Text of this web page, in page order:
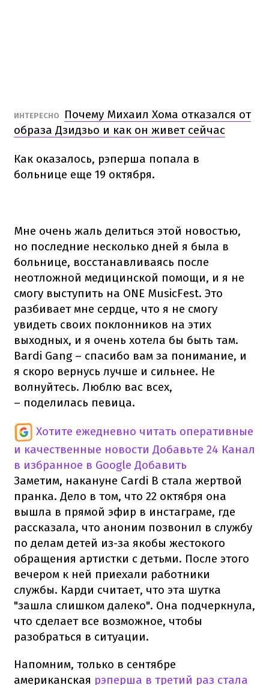
ИНТЕРЕСНО
Почему Михаил Хома отказался от
образа Дзидзьо и как он живет сейчас
Как оказалось, рэперша попала в
больнице еще 19 октября.
Мне очень жаль делиться этой новостью,
но последние несколько дней я была в
больнице, восстанавливаясь после
неотложной медицинской помощи, и я не
смогу выступить на ONE MusicFest. Это
разбивает мне сердце, что я не смогу
увидеть своих поклонников на этих
выходных, и я очень хотела бы быть там.
Bardi Gang – спасибо вам за понимание, и
я скоро вернусь лучше и сильнее. Не
волнуйтесь. Люблю вас всех,
– поделилась певица.
Хотите ежедневно читать оперативные
и качественные новости Добавьте 24 Канал
в избранное в Google Добавить
Заметим, накануне Cardi B стала жертвой
пранка. Дело в том, что 22 октября она
вышла в прямой эфир в инстаграме, где
рассказала, что аноним позвонил в службу
по делам детей из-за якобы жестокого
обращения артистки с детьми. После этого
вечером к ней приехали работники
службы. Карди считает, что эта шутка
"зашла слишком далеко". Она подчеркнула,
что сделает все возможное, чтобы
разобраться в ситуации.
Напомним, только в сентябре
американская рэперша в третий раз стала